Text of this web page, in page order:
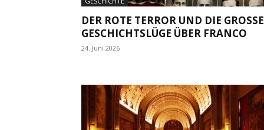
DER ROTE TERROR UND DIE GROSSE G
ESCHICHTSLÜGE ÜBER FRANCO
24. Juni 2026